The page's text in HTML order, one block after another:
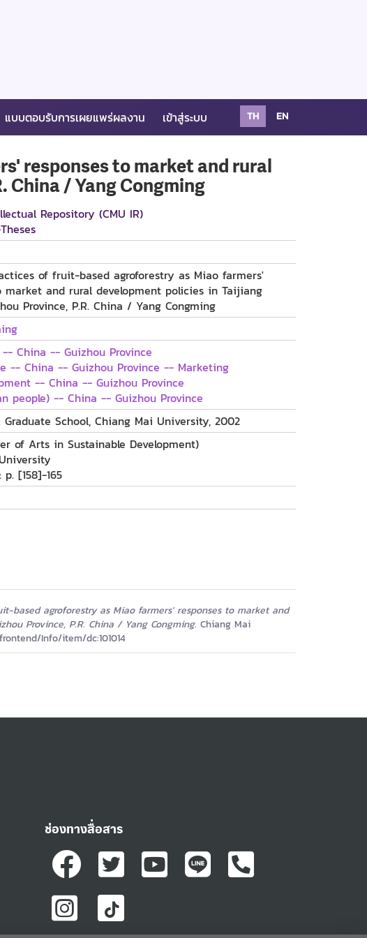
แบบตอบรับการเผยแพร่ผลงาน เข้าสู่ระบบ TH EN
responses to market and rural
China / Yang Congming
Repository (CMU IR)
of fruit-based agroforestry as Miao farmers'
market and rural development policies in Taijiang
Province, P.R. China / Yang Congming
China -- Guizhou Province
-- China -- Guizhou Province -- Marketing
-- China -- Guizhou Province
people) -- China -- Guizhou Province
School, Chiang Mai University, 2002
of Arts in Sustainable Development)
[158]-165
based agroforestry as Miao farmers' responses to market and
Province, P.R. China / Yang Congming. Chiang Mai
Info/item/dc:101014
ช่องทางสื่อสาร